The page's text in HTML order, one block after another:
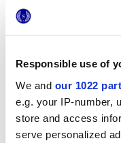
Responsible use of
We and our 1022
e.g. your IP-number,
store and access
serve personalized
Para este proyecto
colecciones Marca
moderno, los
piedra StoneOne. En